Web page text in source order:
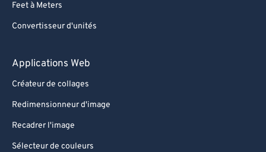
Feet à Meters
Convertisseur d'unités
Applications Web
Créateur de collages
Redimensionneur d'image
Recadrer l'image
Sélecteur de couleurs